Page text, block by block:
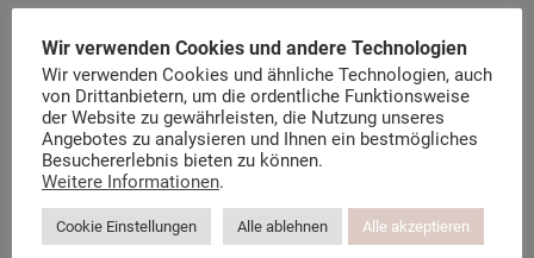
Der Flexa Möbel Blog
Über kindermoebel-24.de
Datenschutzerklärung
Instagram-Datenschutz
Facebook-Datenschutz
Facebook
Twitter
Wir verwenden Cookies und andere Technologien
Wir verwenden Cookies und ähnliche Technologien, auch
von Drittanbietern, um die ordentliche Funktionsweise
der Website zu gewährleisten, die Nutzung unseres
Angebotes zu analysieren und Ihnen ein bestmögliches
Besuchererlebnis bieten zu können.
Weitere Informationen.
Cookie Einstellungen Alle ablehnen Alle akzeptieren